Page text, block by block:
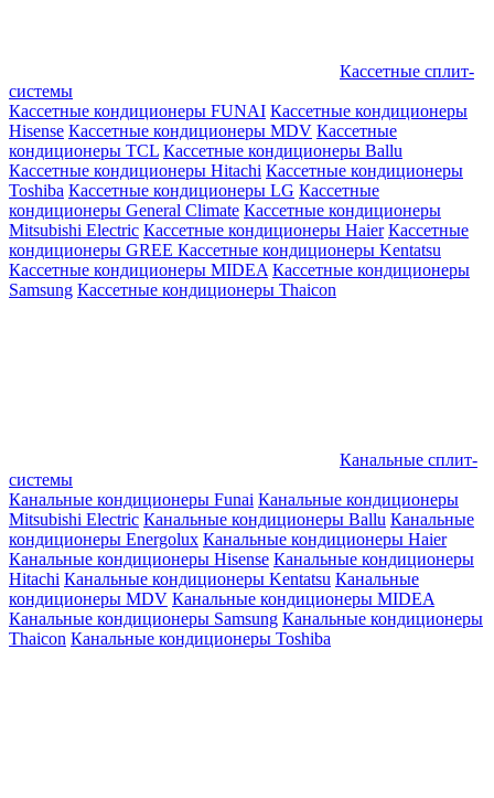
Кассетные сплит-
системы
Кассетные кондиционеры FUNAI Кассетные кондиционеры
Hisense Кассетные кондиционеры MDV Кассетные
кондиционеры TCL Кассетные кондиционеры Ballu
Кассетные кондиционеры Hitachi Кассетные кондиционеры
Toshiba Кассетные кондиционеры LG Кассетные
кондиционеры General Climate Кассетные кондиционеры
Mitsubishi Electric Кассетные кондиционеры Haier Кассетные
кондиционеры GREE Кассетные кондиционеры Kentatsu
Кассетные кондиционеры MIDEA Кассетные кондиционеры
Samsung Кассетные кондиционеры Thaicon
Канальные сплит-
системы
Канальные кондиционеры Funai Канальные кондиционеры
Mitsubishi Electric Канальные кондиционеры Ballu Канальные
кондиционеры Energolux Канальные кондиционеры Haier
Канальные кондиционеры Hisense Канальные кондиционеры
Hitachi Канальные кондиционеры Kentatsu Канальные
кондиционеры MDV Канальные кондиционеры MIDEA
Канальные кондиционеры Samsung Канальные кондиционеры
Thaicon Канальные кондиционеры Toshiba